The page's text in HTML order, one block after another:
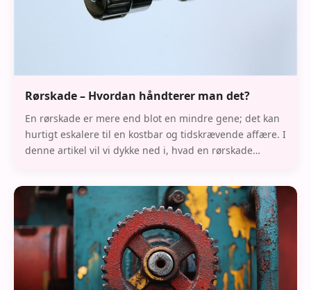
Rørskade – Hvordan håndterer man det?
En rørskade er mere end blot en mindre gene; det kan
hurtigt eskalere til en kostbar og tidskrævende affære. I
denne artikel vil vi dykke ned i, hvad en rørskade